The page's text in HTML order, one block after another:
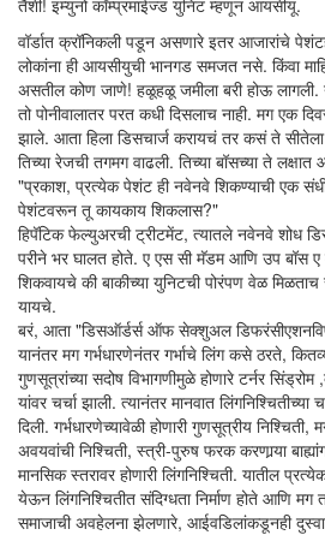
तैशी! इम्युनो कॉम्प्रमाईज्ड युनिट म्हणून आयसीयू.
वॉर्डात क्रॉनिकली पडून असणारे इतर आजारांचे
लोकांना ही आयसीयुची भानगड समजत नसे. किंवा
असतील कोण जाणे! हळूहळू जमीला बरी होऊ
तो पोनीवालातर परत कधी दिसलाच नाही. मग एक
झाले. आता हिला डिसचार्ज करायचं तर कसं ते
तिच्या रेजची तगमग वाढली. तिच्या बॉसच्या ते
"प्रकाश, प्रत्येक पेशंट ही नवेनवे शिकण्याची एक
पेशंटवरून तू कायकाय शिकलास?"
हिपॅटिक फेल्युअरची ट्रीटमेंट, त्यातले नवेनवे शोध
परीने भर घालत होते. ए एस सी मॅडम आणि उप बॉस
शिकवायचे की बाकीच्या युनिटची पोरंपण वेळ
यायचे.
बरं, आता "डिसऑर्डर्स ऑफ सेक्शुअल
यानंतर मग गर्भधारणेनंतर गर्भाचे लिंग कसे ठरते,
गुणसूत्रांच्या सदोष विभागणीमुळे होणारे टर्नर
यांवर चर्चा झाली. त्यानंतर मानवात लिंगनिश्चितीच्या
दिली. गर्भधारणेच्यावेळी होणारी गुणसूत्रीय
अवयवांची निश्चिती, स्त्री-पुरुष फरक करणार्‍या
मानसिक स्तरावर होणारी लिंगनिश्चिती. यातील
येऊन लिंगनिश्चितीत संदिग्धता निर्माण होते आणि मग
समाजाची अवहेलना झेलणारे, आईवडिलांकडूनही